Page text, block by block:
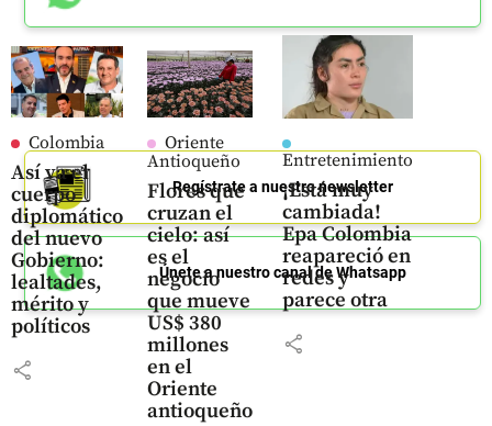
Colombia
Así va el
cuerpo
diplomático
del nuevo
Gobierno:
lealtades,
mérito y
políticos
share
Oriente
Antioqueño
Flores que
cruzan el
cielo: así
es el
negocio
que mueve
US$ 380
millones
en el
Oriente
antioqueño
Entretenimiento
¡Está muy
cambiada!
Epa Colombia
reapareció en
redes y
parece otra
share
Regístrate a nuestro newsletter
Únete a nuestro canal de Whatsapp